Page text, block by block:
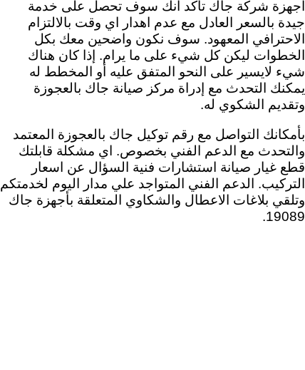
أجهزة شركة جاك تأكد أنك سوف تحصل على خدمة
جيدة بالسعر العادل مع عدم اهدار اي وقت بالالتزام
الاحترافي المعهود. سوف نكون واضحين معك بكل
الخطوات ليكن كل شيء على ما يرام. إذا كان هناك
شيء لايسير على النحو المتفق عليه أو المخطط له
يمكنك التحدث مع إدراة مركز صيانة جاك بالعجوزة
وتقديم الشكوي له.
بأمكانك التواصل مع رقم توكيل جاك بالعجوزة المعتمد
والتحدث مع الدعم الفني بخصوص. اي مشكلة قابلتك
قطع غيار صيانة استشارات فنية السؤال عن اسعار
التركيب. الدعم الفني المتواجد علي مدار اليوم لخدمتكم
وتلقي بلاغات الاعطال والشكاوي المتعلقة بأجهزة جاك
19089.